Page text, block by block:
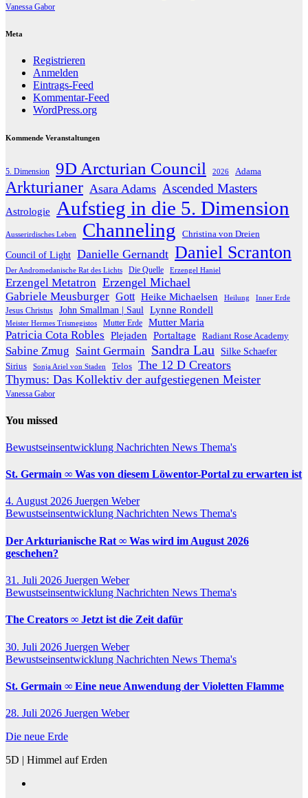
Vanessa Gabor
Meta
Registrieren
Anmelden
Eintrags-Feed
Kommentar-Feed
WordPress.org
Kommende Veranstaltungen
5. Dimension 9D Arcturian Council 2026 Adama
Arkturianer Asara Adams Ascended Masters
Astrologie Aufstieg in die 5. Dimension
Ausserirdisches Leben Channeling Christina von Dreien
Council of Light Danielle Gernandt Daniel Scranton
Der Andromedanische Rat des Lichts Die Quelle Erzengel Haniel
Erzengel Metatron Erzengel Michael
Gabriele Meusburger Gott Heike Michaelsen Heilung Inner Erde
Jesus Christus John Smallman | Saul Lynne Rondell
Meister Hermes Trismegistos Mutter Erde Mutter Maria
Patricia Cota Robles Plejaden Portaltage Radiant Rose Academy
Sabine Zmug Saint Germain Sandra Lau Silke Schaefer
Sirius Sonja Ariel von Staden Telos The 12 D Creators
Thymus: Das Kollektiv der aufgestiegenen Meister
Vanessa Gabor
You missed
Bewustseinsentwicklung Nachrichten News Thema's
St. Germain ∞ Was von diesem Löwentor-Portal zu erwarten ist
4. August 2026 Juergen Weber
Bewustseinsentwicklung Nachrichten News Thema's
Der Arkturianische Rat ∞ Was wird im August 2026
geschehen?
31. Juli 2026 Juergen Weber
Bewustseinsentwicklung Nachrichten News Thema's
The Creators ∞ Jetzt ist die Zeit dafür
30. Juli 2026 Juergen Weber
Bewustseinsentwicklung Nachrichten News Thema's
St. Germain ∞ Eine neue Anwendung der Violetten Flamme
28. Juli 2026 Juergen Weber
Die neue Erde
5D | Himmel auf Erden